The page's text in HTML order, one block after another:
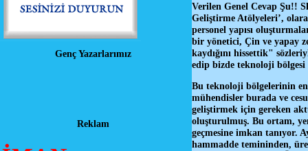
Genç Yazarlarımız
Reklam
Verilen Genel Cevap Şu!!
Geliştirme Atölyeleri’,
personel yapısı
bir yönetici, Çin ve yapay
kaydığını hissettik"
edip bizde teknoloji bölgesi
Bu teknoloji bölgelerinin
mühendisler burada ve
geliştirmek için gereken
oluşturulmuş. Bu ortam,
geçmesine imkan tanıyor.
hammadde temininden,